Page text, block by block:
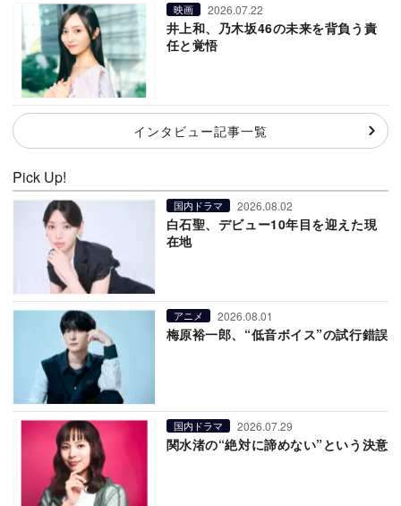
映画 2026.07.22
井上和、乃木坂46の未来を背負う責
任と覚悟
インタビュー記事一覧
Pick Up!
国内ドラマ 2026.08.02
白石聖、デビュー10年目を迎えた現
在地
アニメ 2026.08.01
梅原裕一郎、“低音ボイス”の試行錯誤
国内ドラマ 2026.07.29
関水渚の“絶対に諦めない”という決意